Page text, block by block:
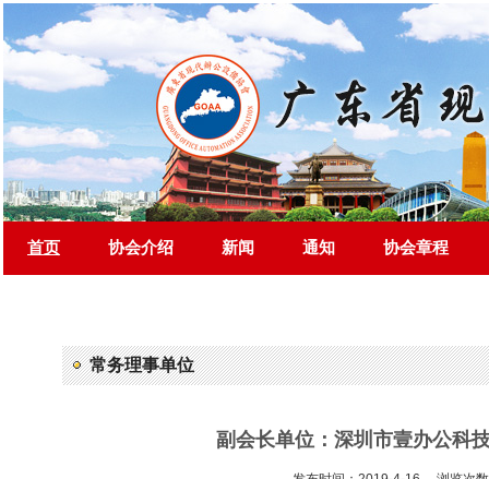
首页 协会介绍 新闻 通知 协会章程
常务理事单位
副会长单位：深圳市壹办公科